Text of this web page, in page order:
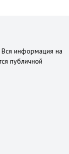
информация на
публичной